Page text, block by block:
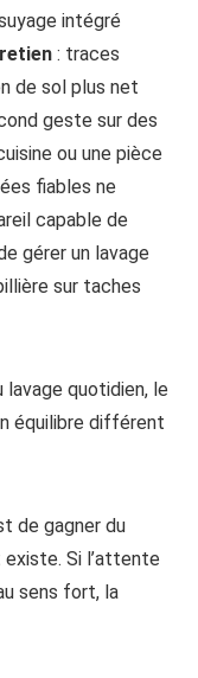
intégré
: traces
de sol plus net
geste sur des
ou une pièce
fiables ne
capable de
gérer un lavage
sur taches
lavage quotidien, le
équilibre différent
de gagner du
existe. Si l’attente
sens fort, la